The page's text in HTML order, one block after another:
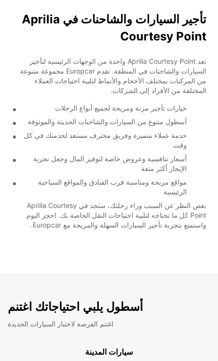
تأجير السيارات والشاحنات في Aprilia
Courtesy Point
تعد Aprilia Courtesy Point واحدة من الوجهات الرئيسية لتأجير
السيارات والشاحنات في المنطقة. تقدم Europcar مجموعة متنوعة
من المركبات بمختلف الأحجام والأنماط لتلبية احتياجات العملاء
المختلفة من الأفراد إلى الشركات.
خيارات تأجير مرنة ومريحة لجميع أنواع الرحلات
أسطول متنوع من السيارات والشاحنات الحديثة والموثوقة
خدمة عملاء متميزة وفريق محترف مستعد لخدمتك في كل
وقت
أسعار تنافسية وعروض خاصة لتوفير المال وجعل تجربة
الإيجار أكثر متعة
مواقع مريحة ومناسبة قرب الفنادق والمواقع السياحية
الرئيسية
بغض النظر عن السبب وراء رحلتك، ستجد في Aprilia Courtesy
Point كل ما تحتاجه لتلبية احتياجات النقل الخاصة بك. احجز اليوم
واستمتع بتجربة تأجير السيارات السهلة والمريحة مع Europcar.
أسطول يلبي احتياجاتك اغتنم
اغتنم الفرصة لاختبار السيارات الجديدة
سيارات المدينة